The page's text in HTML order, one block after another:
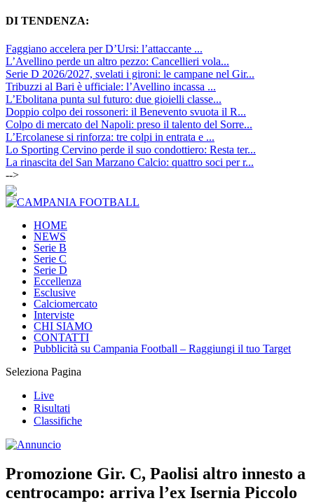
DI TENDENZA:
Faggiano accelera per D’Ursi: l’attaccante ...
L’Avellino perde un altro pezzo: Cancellieri vola...
Serie D 2026/2027, svelati i gironi: le campane nel Gir...
Tribuzzi al Bari è ufficiale: l’Avellino incassa ...
L’Ebolitana punta sul futuro: due gioielli classe...
Doppio colpo dei rossoneri: il Benevento svuota il R...
Colpo di mercato del Napoli: preso il talento del Sorre...
L’Ercolanese si rinforza: tre colpi in entrata e ...
Lo Sporting Cervino perde il suo condottiero: Resta ter...
La rinascita del San Marzano Calcio: quattro soci per r...
-->
HOME
NEWS
Serie B
Serie C
Serie D
Eccellenza
Esclusive
Calciomercato
Interviste
CHI SIAMO
CONTATTI
Pubblicità su Campania Football – Raggiungi il tuo Target
Seleziona Pagina
Live
Risultati
Classifiche
Promozione Gir. C, Paolisi altro innesto a
centrocampo: arriva l’ex Isernia Piccolo